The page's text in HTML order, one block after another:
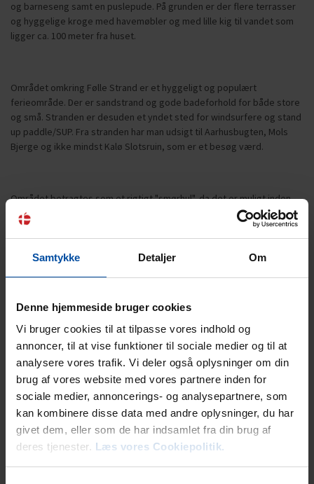
Samtykke Detaljer Om
Denne hjemmeside bruger cookies
Vi bruger cookies til at tilpasse vores indhold og
annoncer, til at vise funktioner til sociale medier og til at
analysere vores trafik. Vi deler også oplysninger om din
brug af vores website med vores partnere inden for
sociale medier, annoncerings- og analysepartnere, som
kan kombinere disse data med andre oplysninger, du har
givet dem, eller som de har indsamlet fra din brug af
deres tjenester. Læs vores Cookiepolitik.
og barneseng samt en puslepude. På grunden er der flere terrasser
og hyggelige kroge med havemøbler og med lille kig til vandet som
ligger ca. 100 meter fra huset.
Området omkring Følle Strand er et hyggeligt og populært
ferieområde. Der er sandstrand og gode badeforhold for både store
og små. Stranden er desuden et yndet sted for windsurfere og stand
up paddle/SUP. Fra stranden har man udsigt til Aarhusbugten, Mols
Bjerge og ikke mindst Kalø Slotsruin, som er et besøg værd.
Området betragtes som et rigtigt "smørhul", da det er muligt inden
for en god halv time at komme til henholdsvis Kattegatcentret i
Grenaa, Randers Regnskov, Tivoli Friheden i Århus og ikke mindst
Nordens største forlystelsespark Djurs Sommerland. Et besøg i den
gamle købstad Ebeltoft med de brostensbelagte gader og hyggelige
at blive gift. I handelsbyen Rønde, som ligger tæt på Følle, finder man
gode butikker, indkøb og spisesteder.
Lejeinformation
Bureau
Ebeltoft Feriehusudlejning